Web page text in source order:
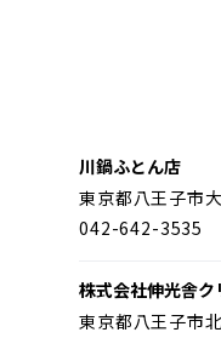
川鍋ふとん店
東京都八王子市
042-642-3535
株式会社伸光舎
東京都八王子市